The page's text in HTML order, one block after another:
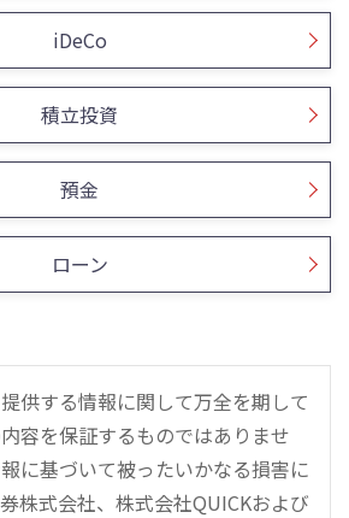
iDeCo
積立投資
預金
ローン
供する情報に関して万全を期して
容を保証するものではありませ
に基づいて被ったいかなる損害に
株式会社、株式会社QUICKおよび